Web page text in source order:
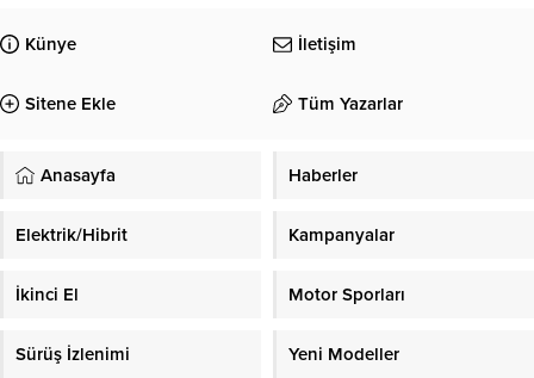
Künye İletişim
Sitene Ekle Tüm Yazarlar
Anasayfa Haberler
Elektrik/Hibrit Kampanyalar
İkinci El Motor Sporları
Sürüş İzlenimi Yeni Modeller